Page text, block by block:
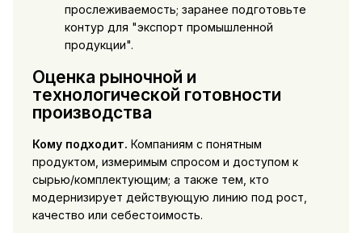
прослеживаемость; заранее подготовьте
контур для "экспорт промышленной
продукции".
Оценка рыночной и
технологической готовности
производства
Кому подходит. Компаниям с понятным
продуктом, измеримым спросом и доступом к
сырью/комплектующим; а также тем, кто
модернизирует действующую линию под рост,
качество или себестоимость.